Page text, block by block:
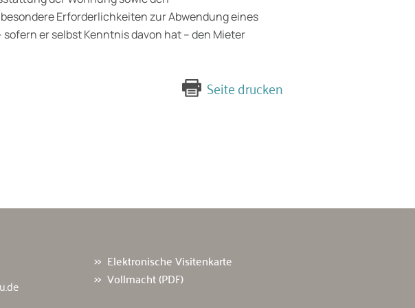
Erforderlichkeiten zur Abwendung eines
er selbst Kenntnis davon hat – den Mieter
Seite drucken
Elektronische Visitenkarte
Vollmacht (PDF)